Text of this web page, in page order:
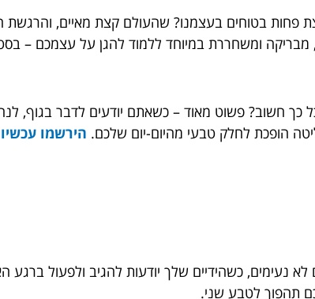
פחות בטוחים בעצמנו? שהעולם קצת מאיים,
מבריקה ומשחררת במיוחד ללמוד להגן על עצמכם –
כך חשוב? פשוט מאוד – כשאתם יודעים לדבר בגוף,
הופכת לחלק טבעי מהיום-יום שלכם. הירשמו
נעימים, כשהידיים שלך יודעות להגיב ולפעול
תהפוך לטבע שני.